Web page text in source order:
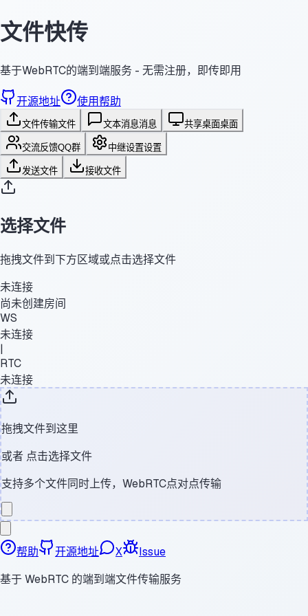
文件快传
基于WebRTC的端到端服务 - 无需注册，即传即用
开源地址 使用帮助
文件传输文件 文本消息消息 共享桌面桌面
交流反馈QQ群 中继设置设置
发送文件 接收文件
选择文件
拖拽文件到下方区域或点击选择文件
未连接
尚未创建房间
WS
未连接
|
RTC
未连接
拖拽文件到这里
或者 点击选择文件
支持多个文件同时上传，WebRTC点对点传输
帮助 开源地址 X
Issue
基于 WebRTC 的端到端文件传输服务